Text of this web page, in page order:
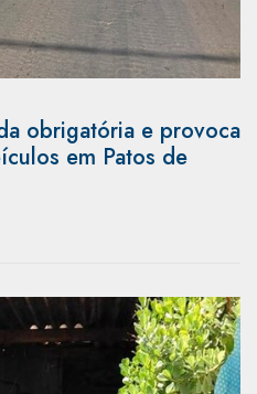
obrigatória e provoca
em Patos de